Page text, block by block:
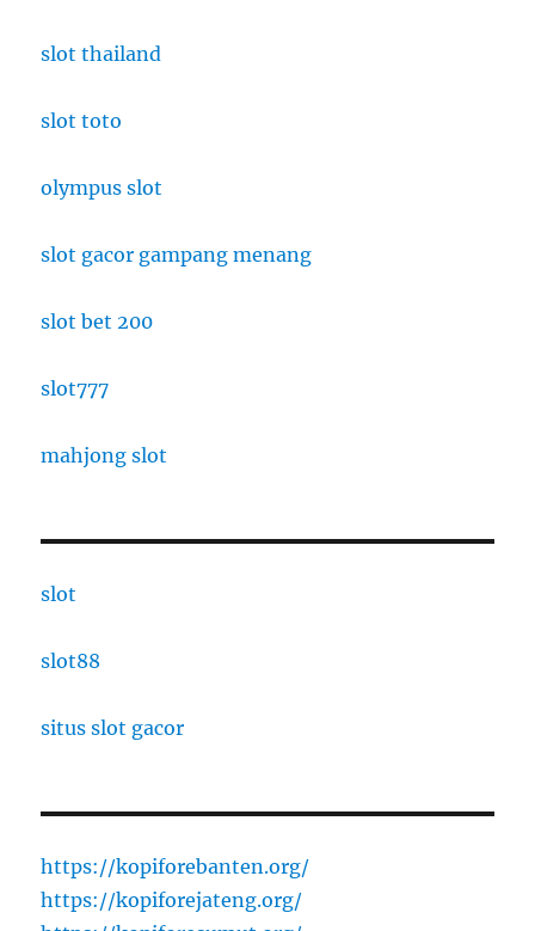
slot thailand
slot toto
olympus slot
slot gacor gampang menang
slot bet 200
slot777
mahjong slot
slot
slot88
situs slot gacor
https://kopiforebanten.org/
https://kopiforejateng.org/